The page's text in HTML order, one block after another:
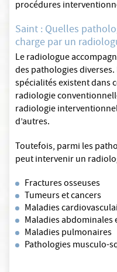
procédures
Saint : Quelles
charge par un
Le radiologue
des pathologies
spécialités existent dans
radiologie
radiologie
d’autres.
Toutefois, parmi les
peut intervenir un
Fractures osseuses
Tumeurs et cancers
Maladies
Maladies abdominales
Maladies pulmonaires
Pathologies musculo-